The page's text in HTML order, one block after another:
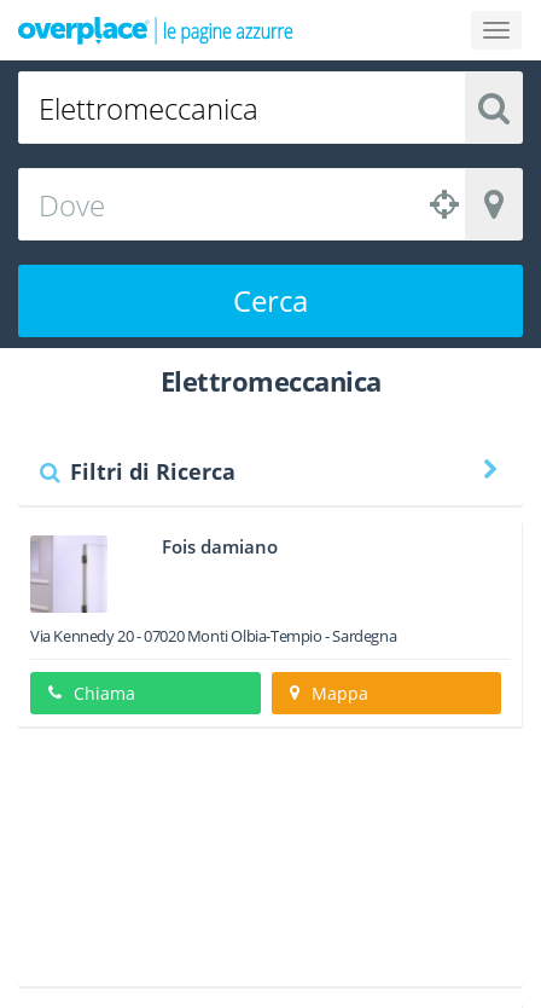
Cerca
Elettromeccanica
Filtri di Ricerca
Fois damiano
Via Kennedy 20-07020 MontiOlbia-Tempio -Sardegna
Chiama Mappa